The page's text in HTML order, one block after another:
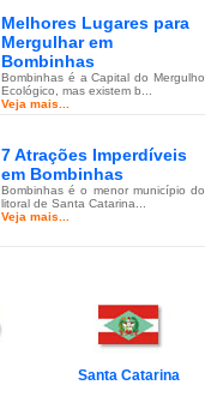
Melhores Lugares para
Mergulhar em
Bombinhas
Bombinhas é a Capital do Mergulho
Ecológico, mas existem b...
Veja mais...
7 Atrações Imperdíveis
em Bombinhas
Bombinhas é o menor município do
litoral de Santa Catarina...
Veja mais...
de Balneário Camboriú e
Balneário Camboriú é um passeio
Santa Catarina